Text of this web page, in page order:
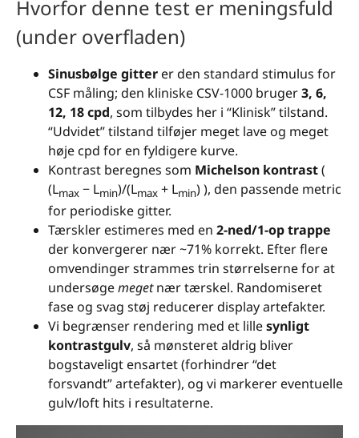
Hvorfor denne test er meningsfuld
(under overfladen)
Sinusbølge gitter er den standard stimulus for
CSF måling; den kliniske CSV-1000 bruger3, 6,
12, 18 cpd, som tilbydes her i “Klinisk” tilstand.
“Udvidet” tilstand tilføjer meget lave og meget
høje cpd for en fyldigere kurve.
Kontrast beregnes som Michelson kontrast(
(Lmax − Lmin)/(Lmax + Lmin) ), den passende metric
for periodiske gitter.
Tærskler estimeres med en 2-ned/1-op trappe
der konvergerer nær ~71% korrekt. Efter flere
omvendinger strammes trin størrelserne for at
undersøgemegetnær tærskel. Randomiseret
fase og svag støj reducerer display artefakter.
Vi begrænser rendering med et lillesynligt
kontrastgulv, så mønsteret aldrig bliver
bogstaveligt ensartet (forhindrer “det
forsvandt” artefakter), og vi markerer eventuelle
gulv/loft hits i resultaterne.